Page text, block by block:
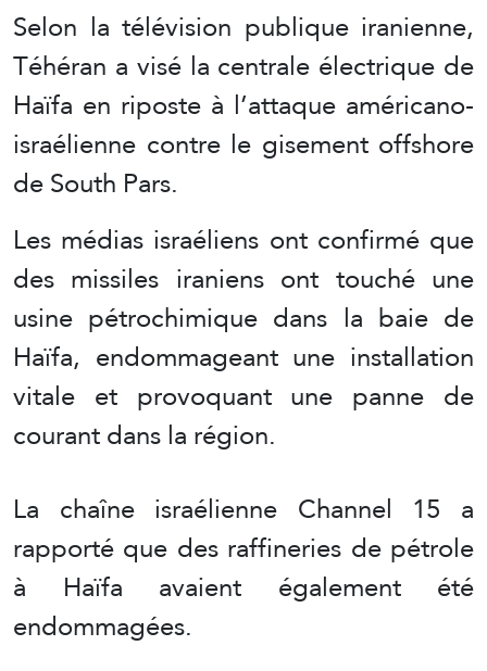
Selon la télévision publique iranienne,
Téhéran a visé la centrale électrique de
Haïfa en riposte à l’attaque américano-
israélienne contre le gisement offshore
de South Pars.
Les médias israéliens ont confirmé que
des missiles iraniens ont touché une
usine pétrochimique dans la baie de
Haïfa, endommageant une installation
vitale et provoquant une panne de
courant dans la région.
La chaîne israélienne Channel 15 a
rapporté que des raffineries de pétrole
à Haïfa avaient également été
endommagées.